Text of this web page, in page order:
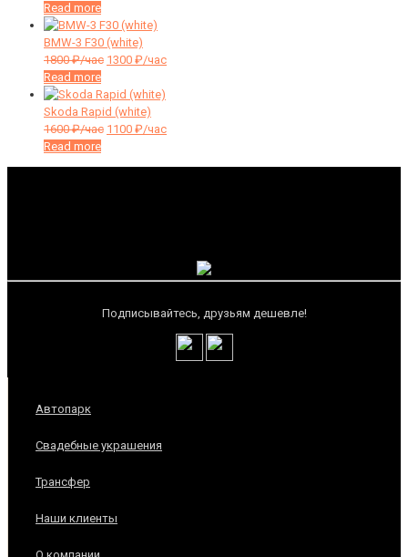
Read more
BMW-3 F30 (white)
1800₽/час 1300 ₽/час
Read more
Skoda Rapid (white)
1600₽/час 1100 ₽/час
Read more
Подписывайтесь, друзьям дешевле!
Автопарк
Свадебные украшения
Трансфер
Наши клиенты